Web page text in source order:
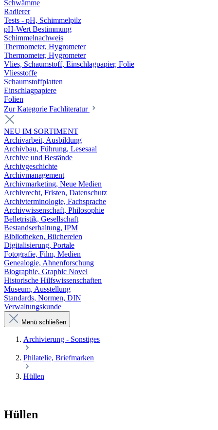
Schwämme
Radierer
Tests - pH, Schimmelpilz
pH-Wert Bestimmung
Schimmelnachweis
Thermometer, Hygrometer
Thermometer, Hygrometer
Vlies, Schaumstoff, Einschlagpapier, Folie
Vliesstoffe
Schaumstoffplatten
Einschlagpapiere
Folien
Zur Kategorie Fachliteratur
NEU IM SORTIMENT
Archivarbeit, Ausbildung
Archivbau, Führung, Lesesaal
Archive und Bestände
Archivgeschichte
Archivmanagement
Archivmarketing, Neue Medien
Archivrecht, Fristen, Datenschutz
Archivterminologie, Fachsprache
Archivwissenschaft, Philosophie
Belletristik, Gesellschaft
Bestandserhaltung, IPM
Bibliotheken, Büchereien
Digitalisierung, Portale
Fotografie, Film, Medien
Genealogie, Ahnenforschung
Biographie, Graphic Novel
Historische Hilfswissenschaften
Museum, Ausstellung
Standards, Normen, DIN
Verwaltungskunde
Menü schließen
Archivierung - Sonstiges
Philatelie, Briefmarken
Hüllen
Hüllen